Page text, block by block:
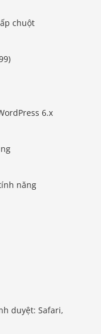
chuột
6.x
năng
duyệt: Safari,